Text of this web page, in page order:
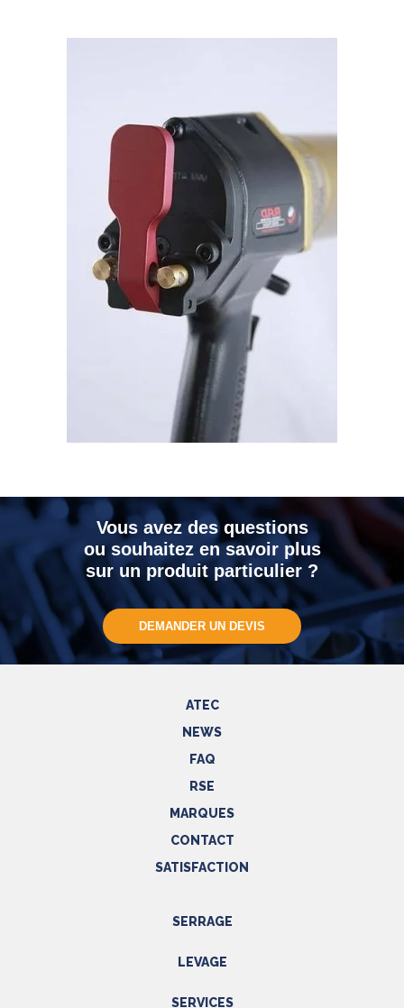
Vous avez des questions
ou souhaitez en savoir plus
sur un produit particulier ?
DEMANDER UN DEVIS
ATEC
NEWS
FAQ
RSE
MARQUES
CONTACT
SATISFACTION
SERRAGE
Outils électriques
LEVAGE
SERVICES